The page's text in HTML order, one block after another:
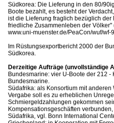
Südkorea: Die Lieferung in den 80/
Boote bezahlt, es besteht der
ist die Lieferung fraglich bezüglich
friedliche Zusammenleben der Völker"
www.uni-muenster.de/PeaCon/wuf/wf-
Im Rüstungsexportbericht 2000 der
Südkorea.
Derzeitige Aufträge (unvollständige
Bundesmarine: vier U-Boote der 212
Bundesmarine.
Südafrika: als Konsortium mit
Vergabe soll es zu erheblichen
Schmiergeldzahlungen gekommen
Kompensationsgeschäften
Südafrika, vgl. Bonn International